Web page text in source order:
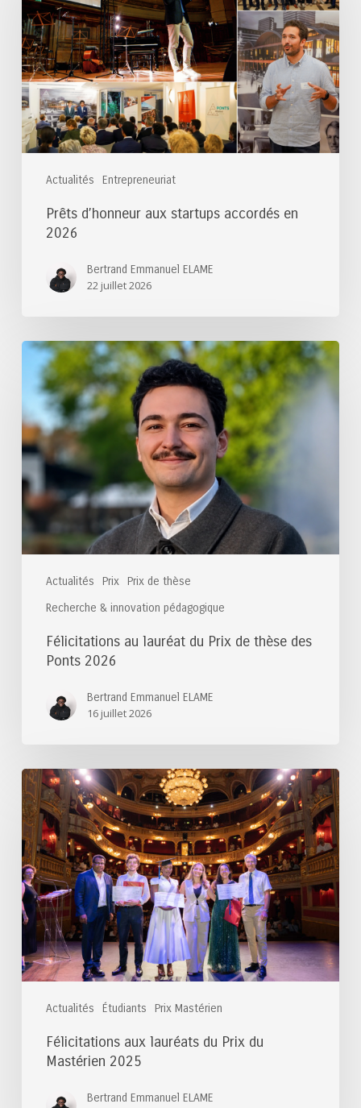
Actualités Entrepreneuriat
startups
accordés
en
2026
Prêts d’honneur aux startups accordés en
2026
Bertrand Emmanuel ELAME
22 juillet 2026
Actualités Prix Prix de thèse
Recherche & innovation pédagogique
Félicitations
lauréat
du
Prix
de
thèse
des
Ponts
2026
Félicitations au lauréat du Prix de thèse des
Ponts 2026
Bertrand Emmanuel ELAME
16 juillet 2026
Actualités Étudiants Prix Mastérien
Félicitations
aux
lauréats
du
Prix
du
Mastérien
2025
Félicitations aux lauréats du Prix du
Mastérien 2025
Bertrand Emmanuel ELAME